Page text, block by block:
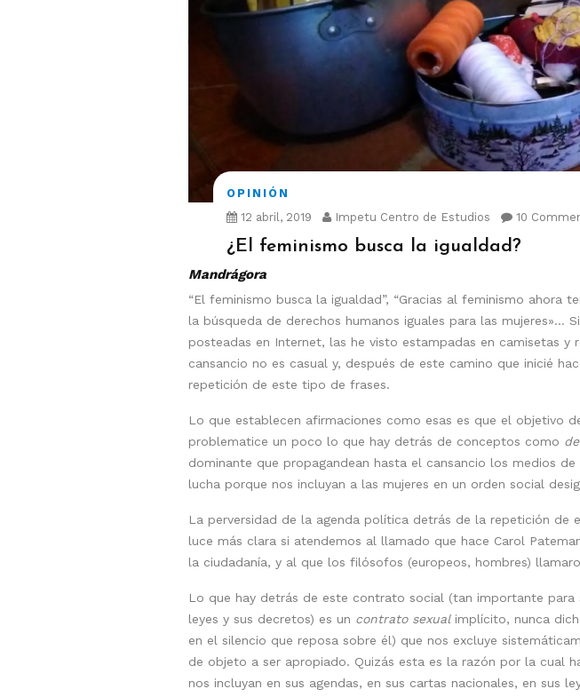
OPINIÓN
12 abril, 2019
Impetu Centro de Estudios 10
¿El feminismo busca la igualdad?
Mandrágora
“El feminismo busca la igualdad”, “Gracias al feminismo ahora
la búsqueda de derechos humanos iguales para las mujeres»…
posteadas en Internet, las he visto estampadas en camisetas
cansancio no es casual y, después de este camino que inicié
repetición de este tipo de frases.
Lo que establecen afirmaciones como esas es que el objetivo
problematice un poco lo que hay detrás de conceptos como
dominante que propagandean hasta el cansancio los medios
lucha porque nos incluyan a las mujeres en un orden social
La perversidad de la agenda política detrás de la repetición de
luce más clara si atendemos al llamado que hace Carol
la ciudadanía, y al que los filósofos (europeos, hombres)
Lo que hay detrás de este contrato social (tan importante para
leyes y sus decretos) es un contrato sexualimplícito, nunca
en el silencio que reposa sobre él) que nos excluye
de objeto a ser apropiado. Quizás esta es la razón por la cual
nos incluyan en sus agendas, en sus cartas nacionales, en sus